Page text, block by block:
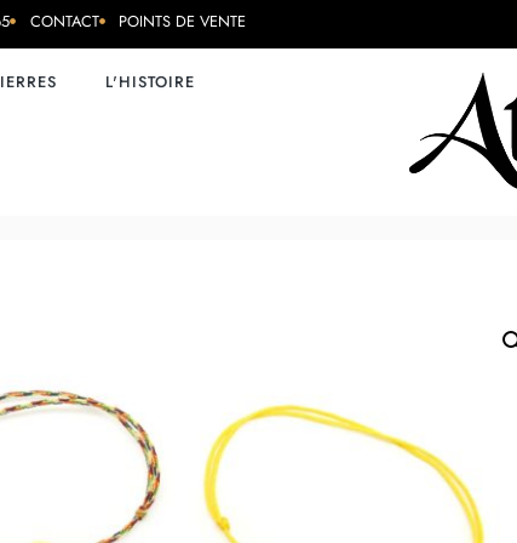
CONTACT POINTS DE VENTE
L'HISTOIRE